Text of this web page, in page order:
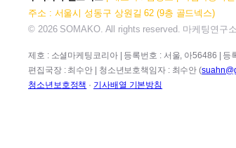
주소 : 서울시 성동구 상원길 62 (9층 골드넥스)
© 2026 SOMAKO. All rights reserved. 마케팅연구
제호 : 소셜마케팅코리아 | 등록번호 : 서울, 아56486 |
편집국장 : 최수안 | 청소년보호책임자 : 최수안 (
청소년보호정책 · 기사배열 기본방침